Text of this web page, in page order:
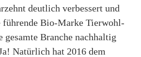
deutlich verbessert und
führende Bio-Marke Tierwohl-
gesamte Branche nachhaltig
Natürlich hat 2016 dem